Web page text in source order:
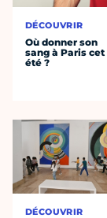
DÉCOUVRIR
Où donner son
sang à Paris cet
été ?
DÉCOUVRIR